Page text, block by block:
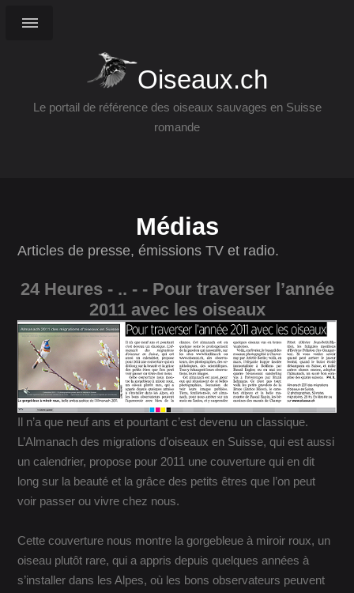
Oiseaux.ch
Le portail de référence des oiseaux sauvages en Suisse
romande
Médias
Articles de presse, émissions TV et radio.
24 Heures - .. - - Pour traverser l’année
2011 avec les oiseaux
Il n’a que neuf ans et pourtant c’est devenu un classique.
L’Almanach des migrations d’oiseaux en Suisse, qui est aussi
un calendrier, propose pour 2011 une couverture qui en dit
long sur la beauté et la grâce des petits êtres que l’on peut
voir passer ou vivre chez nous.
Cette couverture nous montre la gorgebleue à miroir roux, un
oiseau plutôt rare, qui a appris depuis quelques années à
s’installer dans les Alpes, où les bons observateurs peuvent